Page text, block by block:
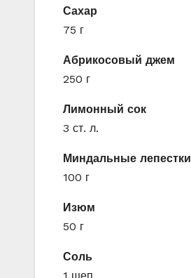
Сахар
75 г
Абрикосовый джем
250 г
Лимонный сок
3 ст. л.
Миндальные лепестки
100 г
Изюм
50 г
Соль